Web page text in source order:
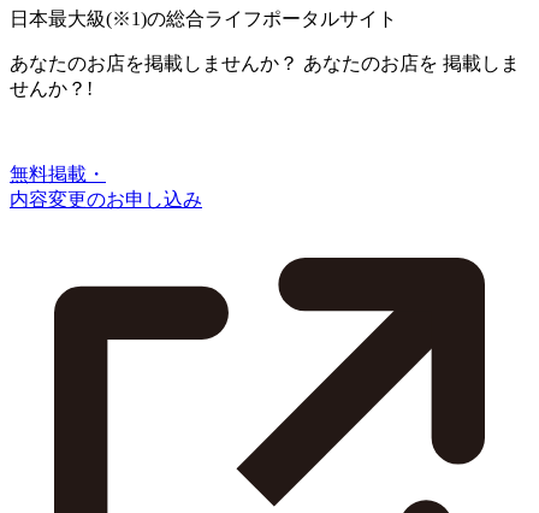
日本最大級(※1)の総合ライフポータルサイト
あなたのお店を掲載しませんか？ あなたのお店を 掲載しま
せんか？!
無料掲載・
内容変更のお申し込み